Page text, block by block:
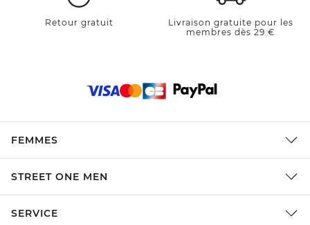
Retour gratuit
Livraison gratuite pour les
membres dès 29 €
FEMMES
STREET ONE MEN
SERVICE